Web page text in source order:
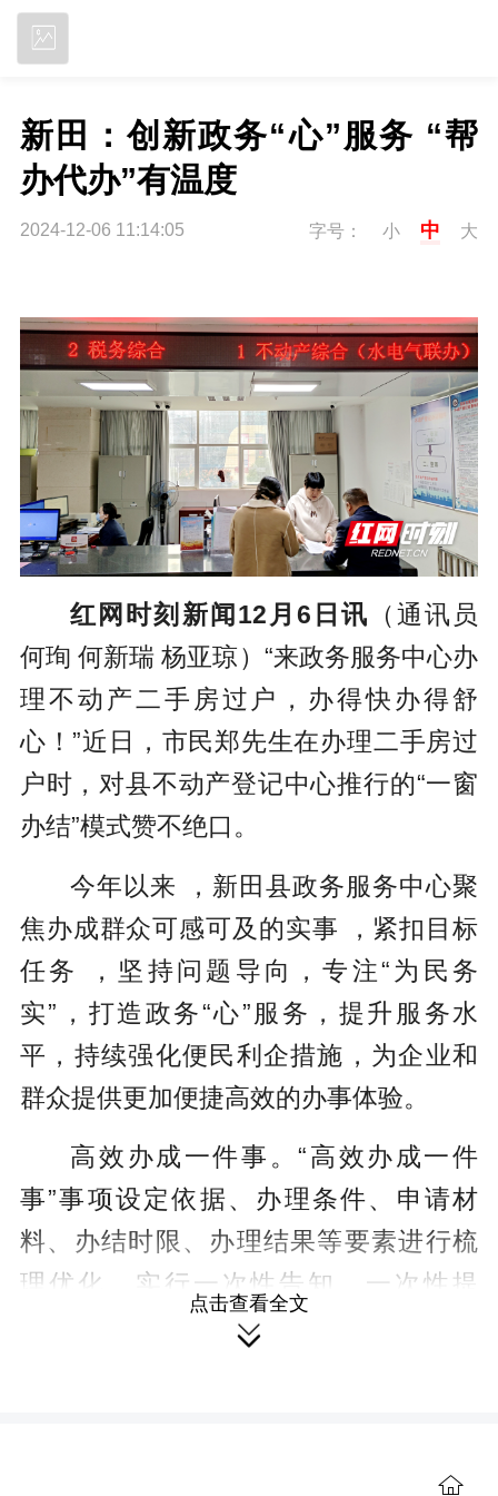
新田：创新政务“心”服务 “帮
办代办”有温度
2024-12-06 11:14:05 字号： 小 中 大
红网时刻新闻12月6日讯 （通讯员
何珣 何新瑞 杨亚琼）“来政务服务中心办
理不动产二手房过户，办得快办得舒
心！”近日，市民郑先生在办理二手房过
户时，对县不动产登记中心推行的“一窗
办结”模式赞不绝口。
今年以来 ，新田县政务服务中心聚
焦办成群众可感可及的实事 ，紧扣目标
任务 ，坚持问题导向，专注“为民务
实”，打造政务“心”服务，提升服务水
平，持续强化便民利企措施，为企业和
群众提供更加便捷高效的办事体验。
高效办成一件事。“高效办成一件
事”事项设定依据、办理条件、申请材
料、办结时限、办理结果等要素进行梳
理优化，实行一次性告知、一次性提
交、一次性受理。以实实在在减环节、
基础设施再升级。县政务服务大厅
点击查看全文
